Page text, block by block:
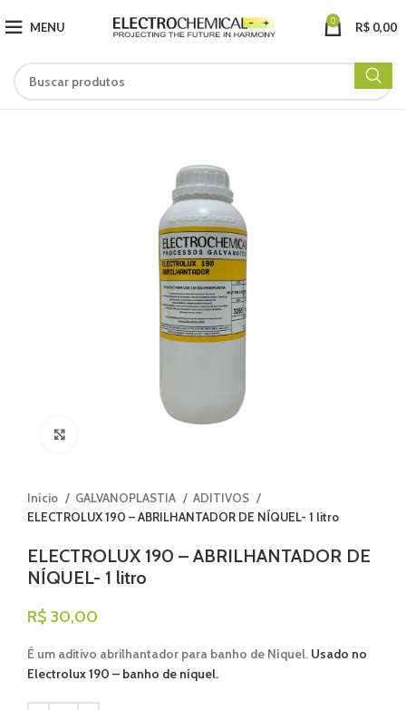
MENU 0 R$ 0,00
Início GALVANOPLASTIA
ADITIVOS
ELECTROLUX 190 – ABRILHANTADOR DE NÍQUEL- 1 litro
ELECTROLUX 190 – ABRILHANTADOR DE
NÍQUEL- 1 litro
R$ 30,00
É um aditivo abrilhantador para banho de Níquel. Usado no
Electrolux 190 – banho de níquel.